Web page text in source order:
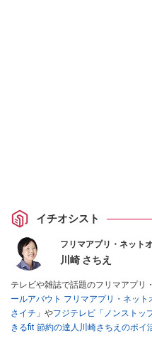
イチオシスト
フリマアプリ・ネット
川崎 さちえ
テレビや雑誌で話題のフリマアプリ
ールアバウト フリマアプリ・ネッ
さイチ」 やフジテレビ「ノンストップ
きるfit 節約の達人川崎さちえのポイ